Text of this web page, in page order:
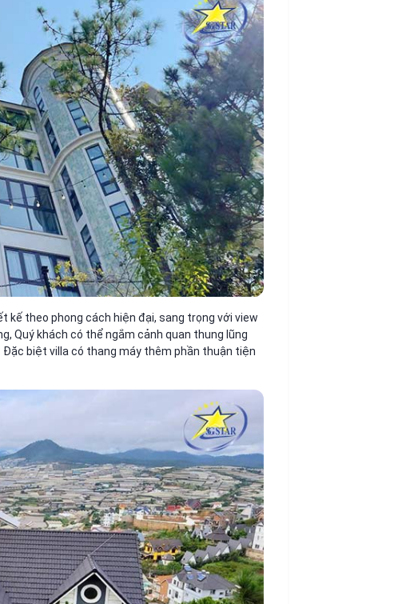
kế theo phong cách hiện đại, sang trọng với view
Quý khách có thể ngắm cảnh quan thung lũng
Đặc biệt villa có thang máy thêm phần thuận tiện